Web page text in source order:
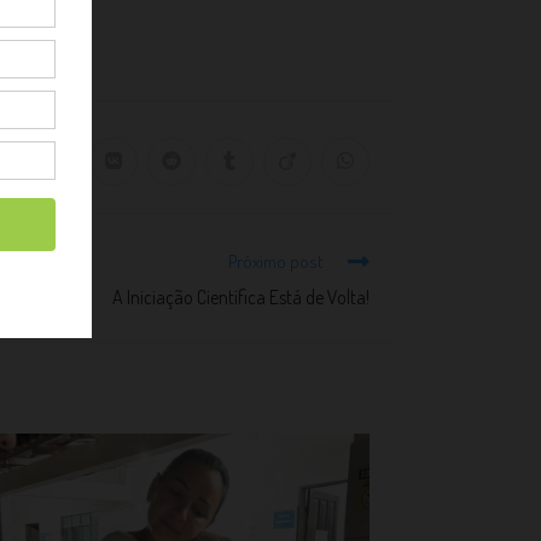
Próximo post
A Iniciação Científica Está de Volta!